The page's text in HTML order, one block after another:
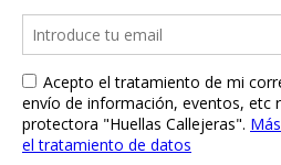
Política de privacidad